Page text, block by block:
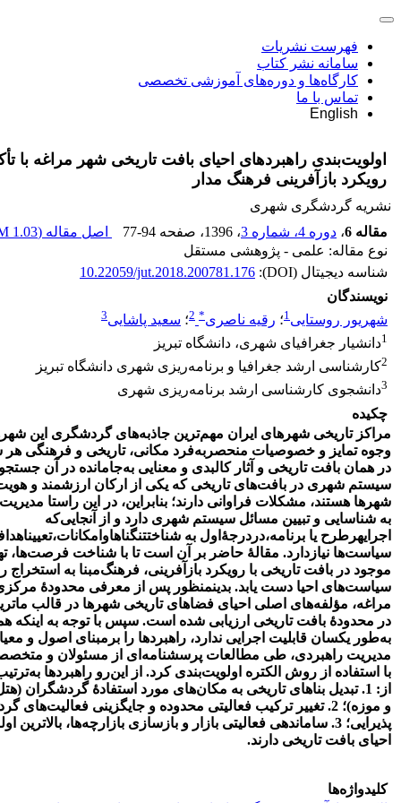
فهرست نشریات
سامانه نشر کتاب
کارگاه‌ها و دوره‌های آموزشی تخصصی
تماس با ما
English
اولویت‌بندی راهبردهای احیای بافت تاریخی شهر مراغه با
رویکرد بازآفرینی فرهنگ مدار
نشریه گردشگری شهری
مقاله 6
، دوره 4، شماره 3 ، 1396 ، صفحه 77-94 اصل مقاله (1.03 M
نوع مقاله: علمی - پژوهشی مستقل
شناسه دیجیتال (DOI):
10.22059/jut.2018.200781.176
نویسندگان
شهریور روستایی1؛ رقیه ناصری*
2؛ سعید پاشایی3
1دانشیار جغرافیای شهری، دانشگاه تبریز
2کارشناسی ارشد جغرافیا و برنامه‌ریزی شهری دانشگاه تبریز
3دانشجوی کارشناسی ارشد برنامه‌ریزی شهری
چکیده
مراکز تاریخی شهرهای ایران مهم‌ترین جاذبه‌های گردشگری این
وجوه تمایز و خصوصیات منحصربه‌فرد مکانی، تاریخی و فرهنگی هر
در همان بافت تاریخی و آثار کالبدی و معنایی به‌جامانده در آن
سیستم شهری در بافت‌های تاریخی که یکی از ارکان ارزشمند و
شهرها هستند، مشکلات فراوانی دارند؛ بنابراین، در این راستا
به شناسایی و تبیین مسائل سیستم شهری دارد و از آنجایی‌که
اجرایهر طرح یا برنامه،در درجۀ اول به شناختتنگناهاو امکانات،تعیین
سیاست‌ها نیاز دارد. مقالۀ حاضر بر آن استتا با شناخت فرصت‌ها،
موجود در بافت تاریخی با رویکرد بازآفرینی، فرهنگ‌مبنا به استخراج
سیاست‌های احیا دست یابد. بدین­منظور پس از معرفی محدودۀ
مراغه، مؤلفه‌های اصلی احیای فضاهای تاریخی شهرها در قالب
در محدودۀ بافت تاریخی ارزیابی شده است. سپس با توجه به اینکه
به‌طور یکسان قابلیت اجرایی ندارد، راهبردها را برمبنای اصول و
مدیریت راهبردی، طی مطالعات پرسشنامه‌ای از مسئولان و
با استفاده از روش الکتره اولویت‌بندی کرد. از این‌رو راهبردها
از: 1. تبدیل بناهای تاریخی به مکان‌های مورد استفادۀ گردشگران
و موزه)؛ 2. تغییر ترکیب فعالیتی محدوده و جایگزینی
پذیرایی؛ 3. ساماندهی فعالیتی بازار و بازسازی بازارچه‌ها، بالاترین
احیای بافت تاریخی دارند.
کلیدواژه‌ها